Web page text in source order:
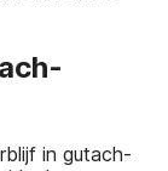
in gutach-